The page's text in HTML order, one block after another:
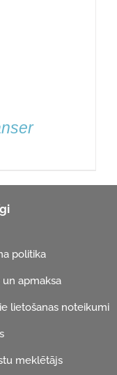
politika
un apmaksa
lietošanas noteikumi
meklētājs